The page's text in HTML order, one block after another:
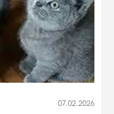
07.02.2026